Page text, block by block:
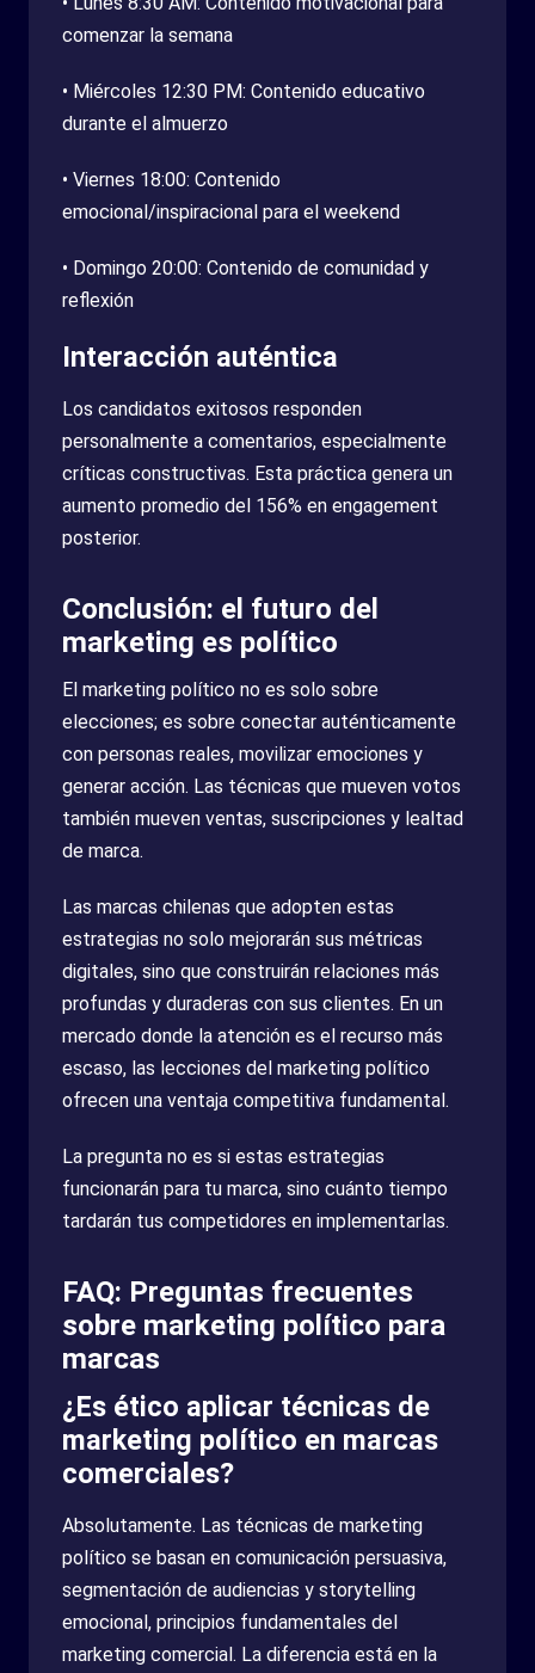
comenzar la semana
• Miércoles 12:30 PM: Contenido educativo
durante el almuerzo
• Viernes 18:00: Contenido
emocional/inspiracional para el weekend
• Domingo 20:00: Contenido de comunidad y
reflexión
Interacción auténtica
Los candidatos exitosos responden
personalmente a comentarios, especialmente
críticas constructivas. Esta práctica genera un
aumento promedio del 156% en engagement
posterior.
Conclusión: el futuro del
marketing es político
El marketing político no es solo sobre
elecciones; es sobre conectar auténticamente
con personas reales, movilizar emociones y
generar acción. Las técnicas que mueven votos
también mueven ventas, suscripciones y lealtad
de marca.
Las marcas chilenas que adopten estas
estrategias no solo mejorarán sus métricas
digitales, sino que construirán relaciones más
profundas y duraderas con sus clientes. En un
mercado donde la atención es el recurso más
escaso, las lecciones del marketing político
ofrecen una ventaja competitiva fundamental.
La pregunta no es si estas estrategias
funcionarán para tu marca, sino cuánto tiempo
tardarán tus competidores en implementarlas.
FAQ: Preguntas frecuentes
sobre marketing político para
marcas
¿Es ético aplicar técnicas de
marketing político en marcas
comerciales?
Absolutamente. Las técnicas de marketing
político se basan en comunicación persuasiva,
segmentación de audiencias y storytelling
emocional, principios fundamentales del
marketing comercial. La diferencia está en la